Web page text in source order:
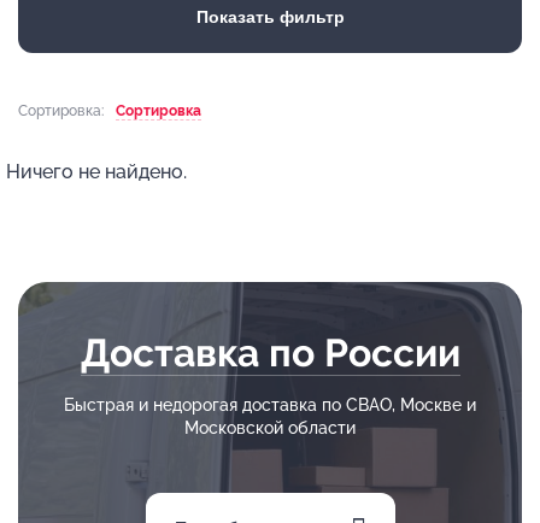
Показать фильтр
Сортировка: Сортировка
Ничего не найдено.
Доставка по России
Быстрая и недорогая доставка по СВАО, Москве и
Московской области